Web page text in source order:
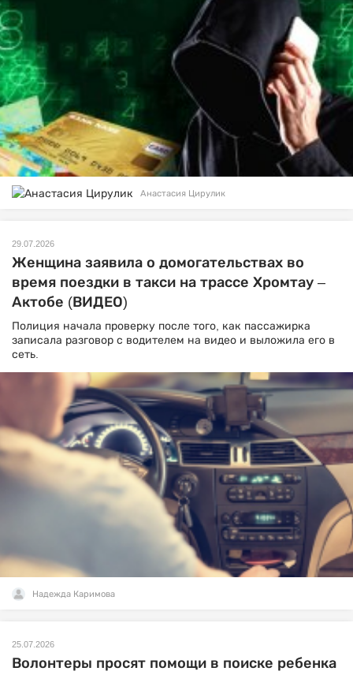
Анастасия Цирулик
29.07.2026
Женщина заявила о домогательствах во
время поездки в такси на трассе Хромтау –
Актобе (ВИДЕО)
Полиция начала проверку после того, как пассажирка
записала разговор с водителем на видео и выложила его в
сеть.
Надежда Каримова
25.07.2026
Волонтеры просят помощи в поиске ребенка